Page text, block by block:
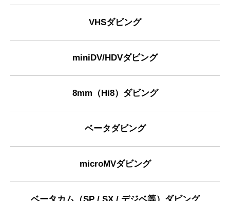
VHSダビング
miniDV/HDVダビング
8mm（Hi8）ダビング
ベータダビング
microMVダビング